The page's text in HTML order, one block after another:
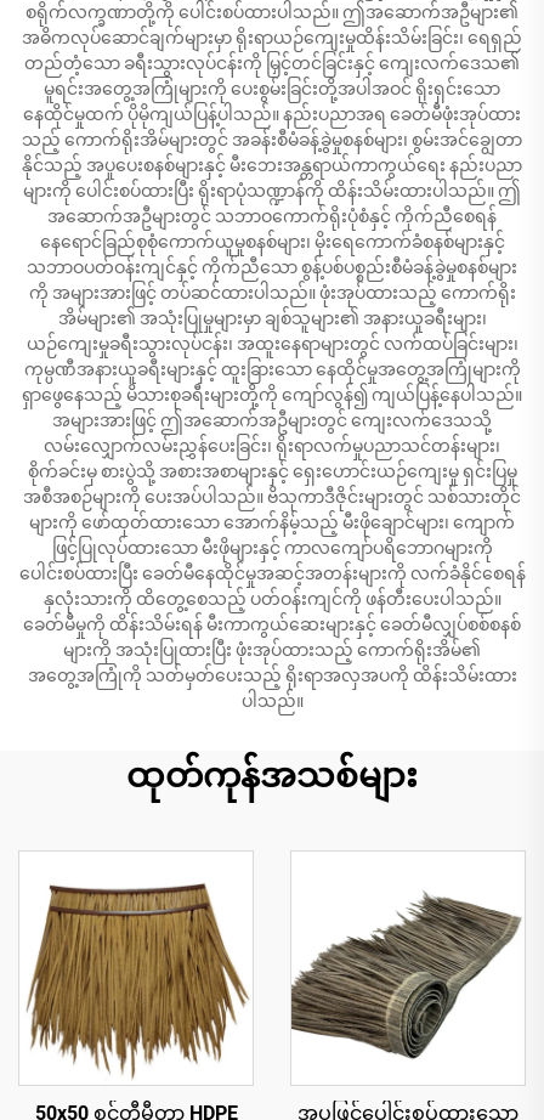
စရိုက်လက္ခဏာတို့ကို ပေါင်းစပ်ထားပါသည်။ ဤအဆောက်အဦများ၏
အဓိကလုပ်ဆောင်ချက်များမှာ ရိုးရာယဉ်ကျေးမှုထိန်းသိမ်းခြင်း၊ ရေရှည်
တည်တံ့သော ခရီးသွားလုပ်ငန်းကို မြှင့်တင်ခြင်းနှင့် ကျေးလက်ဒေသ၏
မူရင်းအတွေ့အကြုံများကို ပေးစွမ်းခြင်းတို့အပါအဝင် ရိုးရှင်းသော
နေထိုင်မှုထက် ပိုမိုကျယ်ပြန့်ပါသည်။ နည်းပညာအရ ခေတ်မီဖုံးအုပ်ထား
သည့် ကောက်ရိုးအိမ်များတွင် အခန်းစီမံခန့်ခွဲမှုစနစ်များ၊ စွမ်းအင်ချွေတာ
နိုင်သည့် အပူပေးစနစ်များနှင့် မီးဘေးအန္တရာယ်ကာကွယ်ရေး နည်းပညာ
များကို ပေါင်းစပ်ထားပြီး ရိုးရာပုံသဏ္ဍာန်ကို ထိန်းသိမ်းထားပါသည်။ ဤ
အဆောက်အဦများတွင် သဘာဝကောက်ရိုးပုံစံနှင့် ကိုက်ညီစေရန်
နေရောင်ခြည်စုစုံကောက်ယူမှုစနစ်များ၊ မိုးရေကောက်ခံစနစ်များနှင့်
သဘာဝပတ်ဝန်းကျင်နှင့် ကိုက်ညီသော စွန့်ပစ်ပစ္စည်းစီမံခန့်ခွဲမှုစနစ်များ
ကို အများအားဖြင့် တပ်ဆင်ထားပါသည်။ ဖုံးအုပ်ထားသည့် ကောက်ရိုး
အိမ်များ၏ အသုံးပြုမှုများမှာ ချစ်သူများ၏ အနားယူခရီးများ၊
ယဉ်ကျေးမှုခရီးသွားလုပ်ငန်း၊ အထူးနေရာများတွင် လက်ထပ်ခြင်းများ၊
ကုမ္ပဏီအနားယူခရီးများနှင့် ထူးခြားသော နေထိုင်မှုအတွေ့အကြုံများကို
ရှာဖွေနေသည့် မိသားစုခရီးများတို့ကို ကျော်လွန်၍ ကျယ်ပြန့်နေပါသည်။
အများအားဖြင့် ဤအဆောက်အဦများတွင် ကျေးလက်ဒေသသို့
လမ်းလျှောက်လမ်းညွှန်ပေးခြင်း၊ ရိုးရာလက်မှုပညာသင်တန်းများ၊
စိုက်ခင်းမှ စားပွဲသို့ အစားအစာများနှင့် ရှေးဟောင်းယဉ်ကျေးမှု ရှင်းပြမှု
အစီအစဉ်များကို ပေးအပ်ပါသည်။ ဗိသုကာဒီဇိုင်းများတွင် သစ်သားတိုင်
များကို ဖော်ထုတ်ထားသော အောက်နိမ့်သည့် မီးဖိုချောင်များ၊ ကျောက်
ဖြင့်ပြုလုပ်ထားသော မီးဖိုများနှင့် ကာလကျော်ပရိဘောဂများကို
ပေါင်းစပ်ထားပြီး ခေတ်မီနေထိုင်မှုအဆင့်အတန်းများကို လက်ခံနိုင်စေရန်
နှလုံးသားကို ထိတွေ့စေသည့် ပတ်ဝန်းကျင်ကို ဖန်တီးပေးပါသည်။
ခေတ်မီမှုကို ထိန်းသိမ်းရန် မီးကာကွယ်ဆေးများနှင့် ခေတ်မီလျှပ်စစ်စနစ်
များကို အသုံးပြုထားပြီး ဖုံးအုပ်ထားသည့် ကောက်ရိုးအိမ်၏
အတွေ့အကြုံကို သတ်မှတ်ပေးသည့် ရိုးရာအလှအပကို ထိန်းသိမ်းထား
ပါသည်။
ထုတ်ကုန်အသစ်များ
50x50 စင်တီမီတာ HDPE အပူဖြင့်ပေါင်းစပ်ထားသော